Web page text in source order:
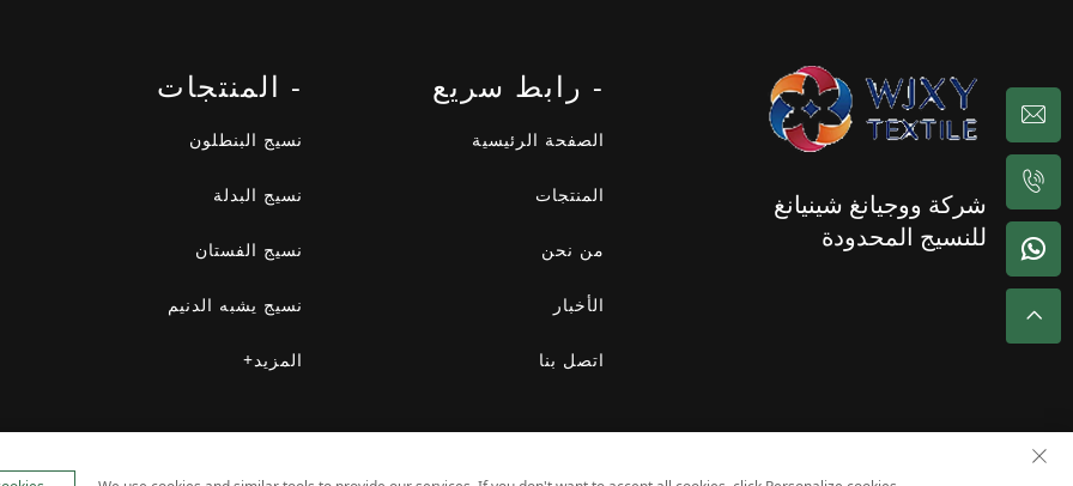
شركة ووجيانغ شينيانغ
للنسيج المحدودة
- رابط سريع
الصفحة الرئيسية
المنتجات
من نحن
الأخبار
اتصل بنا
- المنتجات
نسيج البنطلون
نسيج البدلة
نسيج الفستان
نسيج يشبه الدنيم
المزيد+